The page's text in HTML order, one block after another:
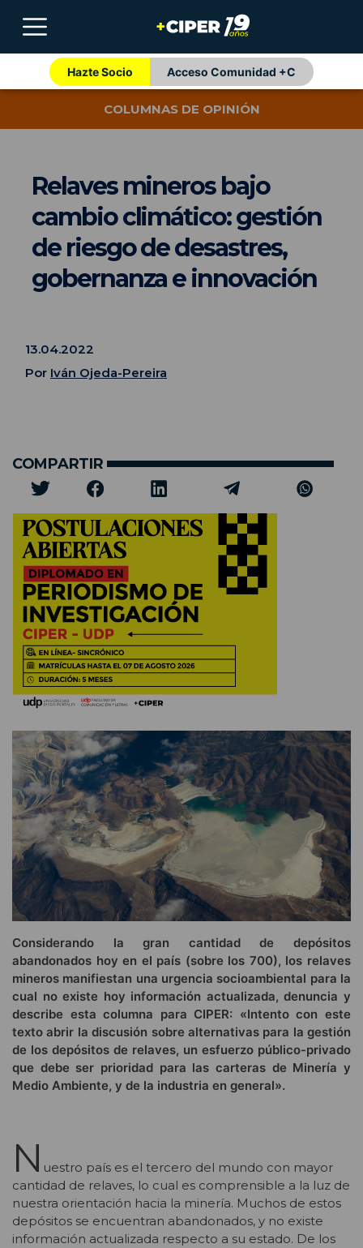
Hazte Socio Acceso Comunidad +C
COLUMNAS DE OPINIÓN
Relaves mineros bajo
cambio climático: gestión
de riesgo de desastres,
gobernanza e innovación
13.04.2022
Por Iván Ojeda-Pereira
COMPARTIR
Considerando la gran cantidad de depósitos
abandonados hoy en el país (sobre los 700), los relaves
mineros manifiestan una urgencia socioambiental para la
cual no existe hoy información actualizada, denuncia y
describe esta columna para CIPER: «Intento con este
texto abrir la discusión sobre alternativas para la gestión
de los depósitos de relaves, un esfuerzo público-privado
que debe ser prioridad para las carteras de Minería y
Medio Ambiente, y de la industria en general».
N uestro país es el tercero del mundo con mayor
cantidad de relaves, lo cual es comprensible a la luz de
nuestra orientación hacia la minería. Muchos de estos
depósitos se encuentran abandonados, y no existe
información actualizada respecto a su estado. De los